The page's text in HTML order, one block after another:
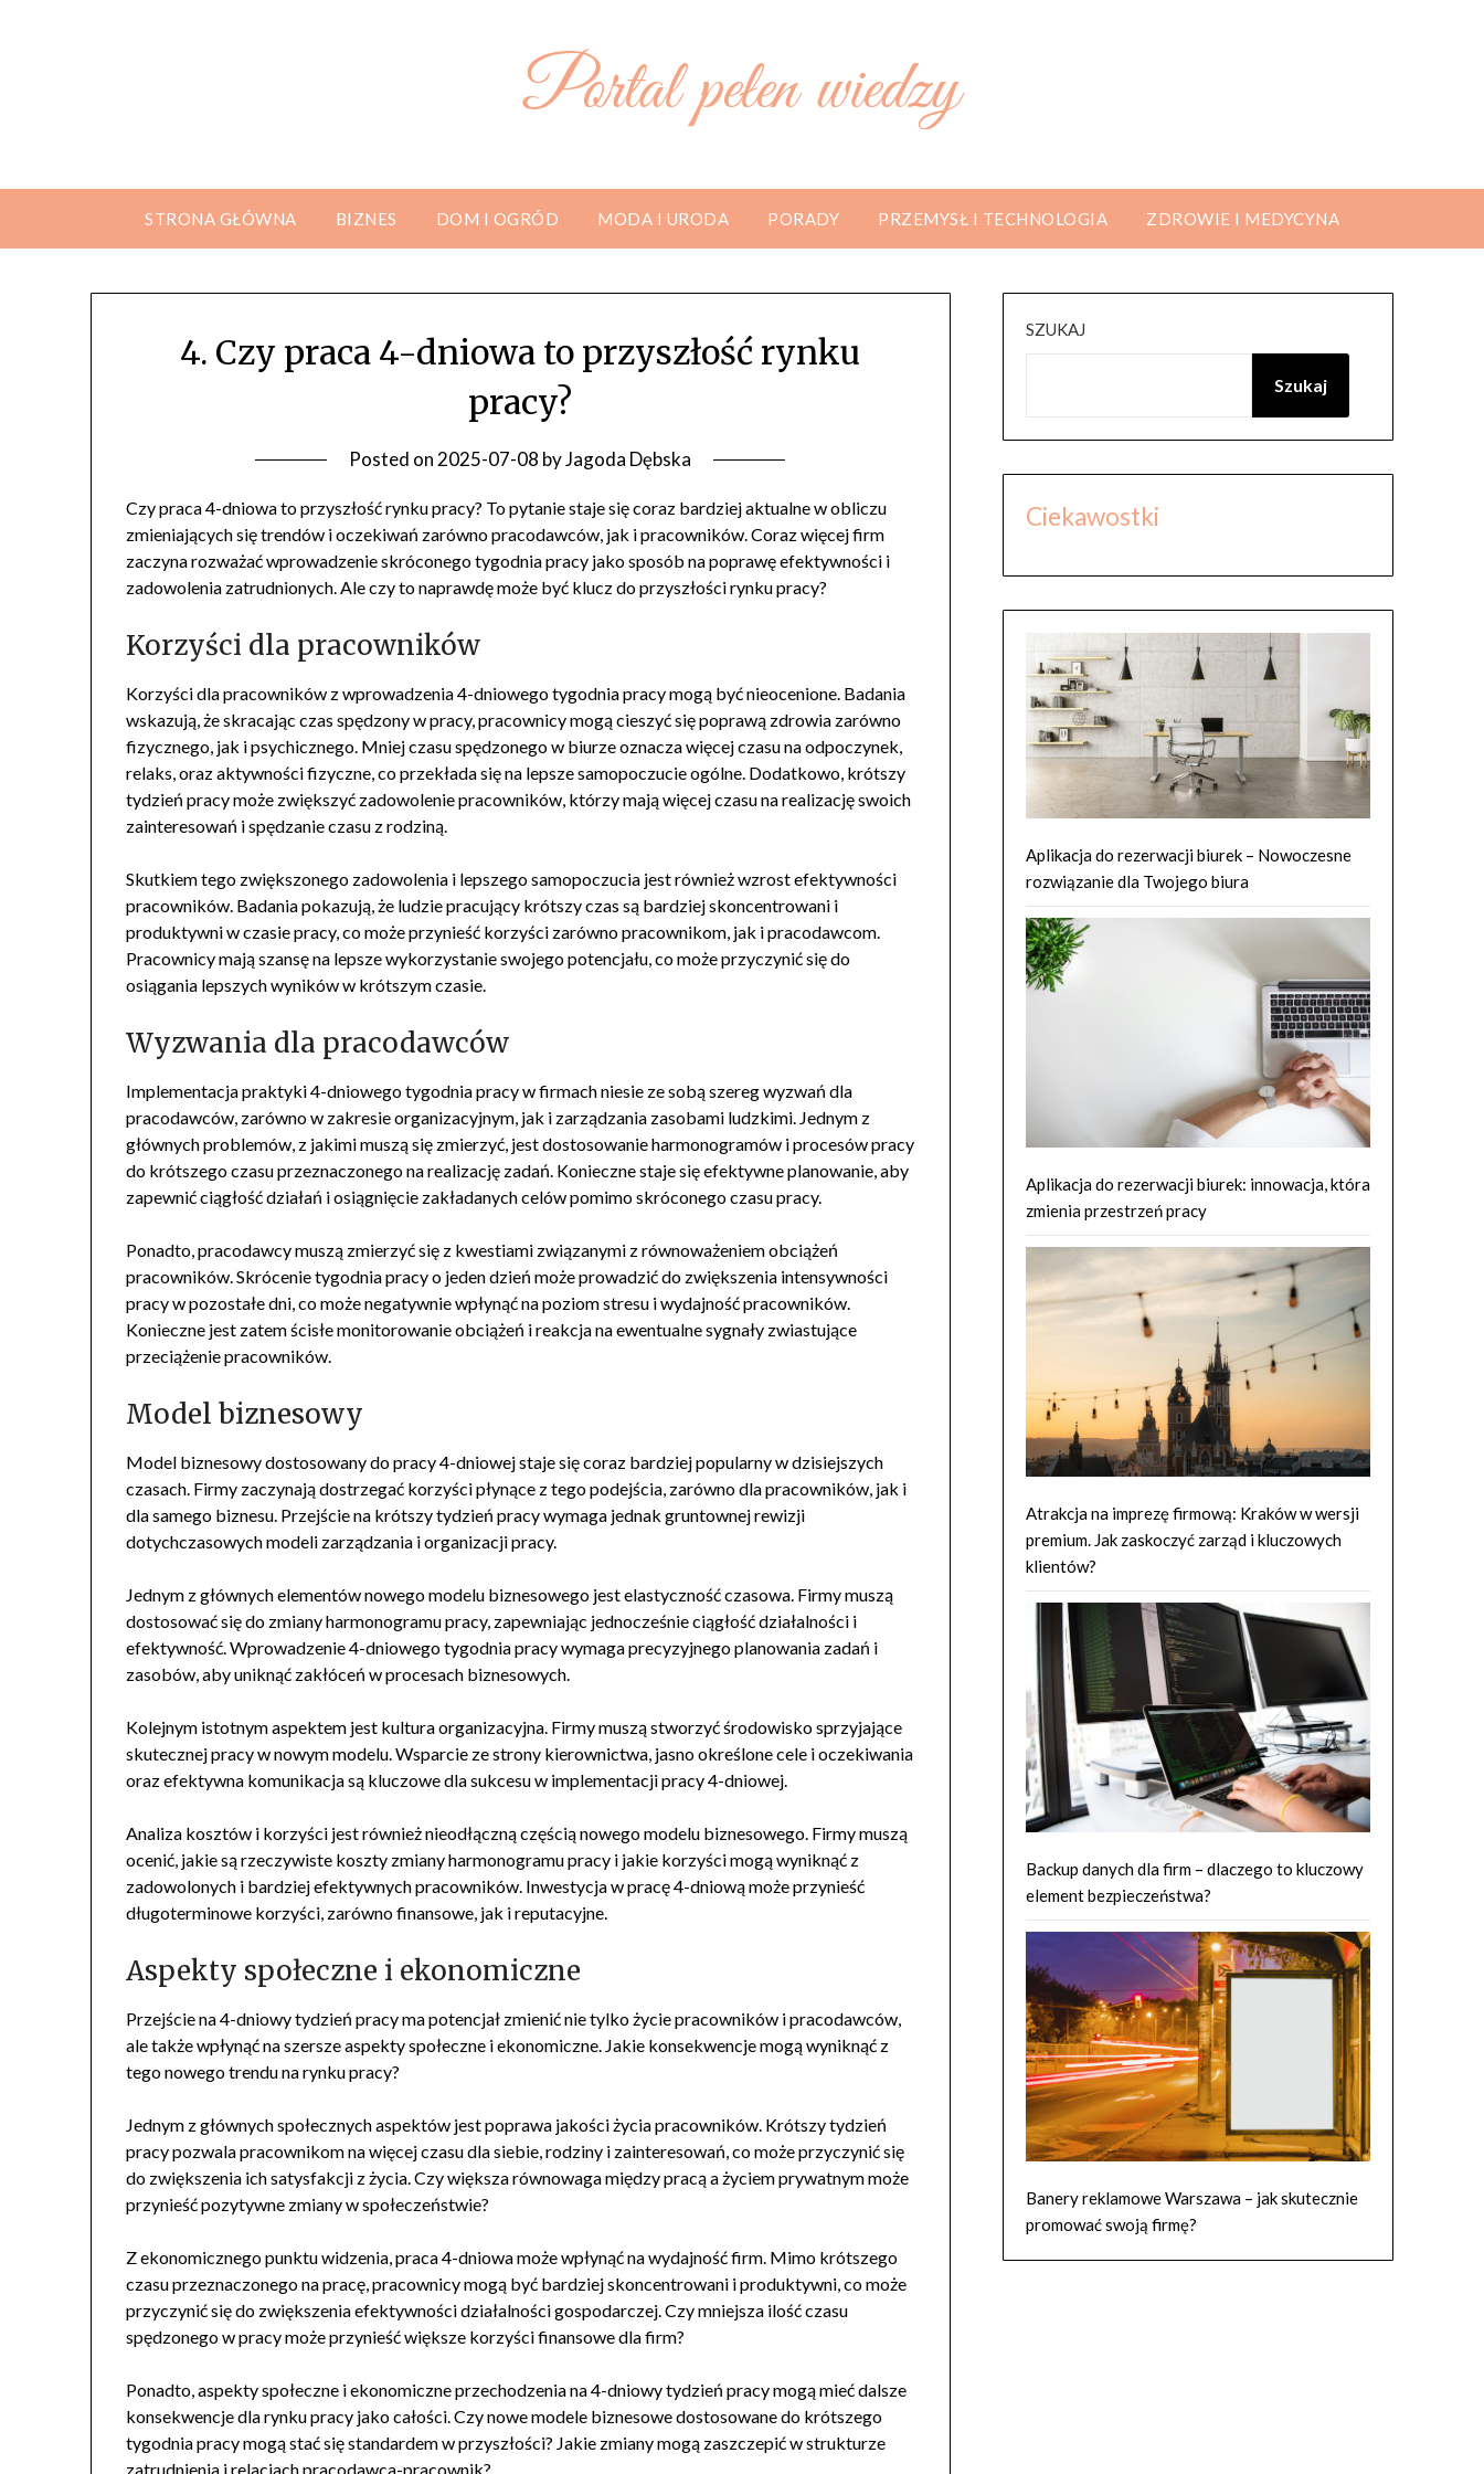
Portal pełen wiedzy
STRONA GŁÓWNA BIZNES DOM I OGRÓD MODA I URODA PORADY PRZEMYSŁ I TECHNOLOGIA ZDROWIE I MEDYCYNA
4. Czy praca 4-dniowa to przyszłość rynku
pracy?
Posted on 2025-07-08 byJagoda Dębska
Czy praca 4-dniowa to przyszłość rynku pracy? To pytanie staje się coraz bardziej aktualne w obliczu
zmieniających się trendów i oczekiwań zarówno pracodawców, jak i pracowników. Coraz więcej firm
zaczyna rozważać wprowadzenie skróconego tygodnia pracy jako sposób na poprawę efektywności i
zadowolenia zatrudnionych. Ale czy to naprawdę może być klucz do przyszłości rynku pracy?
Korzyści dla pracowników
Korzyści dla pracowników z wprowadzenia 4-dniowego tygodnia pracy mogą być nieocenione. Badania
wskazują, że skracając czas spędzony w pracy, pracownicy mogą cieszyć się poprawą zdrowia zarówno
fizycznego, jak i psychicznego. Mniej czasu spędzonego w biurze oznacza więcej czasu na odpoczynek,
relaks, oraz aktywności fizyczne, co przekłada się na lepsze samopoczucie ogólne. Dodatkowo, krótszy
tydzień pracy może zwiększyć zadowolenie pracowników, którzy mają więcej czasu na realizację swoich
zainteresowań i spędzanie czasu z rodziną.
Skutkiem tego zwiększonego zadowolenia i lepszego samopoczucia jest również wzrost efektywności
pracowników. Badania pokazują, że ludzie pracujący krótszy czas są bardziej skoncentrowani i
produktywni w czasie pracy, co może przynieść korzyści zarówno pracownikom, jak i pracodawcom.
Pracownicy mają szansę na lepsze wykorzystanie swojego potencjału, co może przyczynić się do
osiągania lepszych wyników w krótszym czasie.
Wyzwania dla pracodawców
Implementacja praktyki 4-dniowego tygodnia pracy w firmach niesie ze sobą szereg wyzwań dla
pracodawców, zarówno w zakresie organizacyjnym, jak i zarządzania zasobami ludzkimi. Jednym z
głównych problemów, z jakimi muszą się zmierzyć, jest dostosowanie harmonogramów i procesów pracy
do krótszego czasu przeznaczonego na realizację zadań. Konieczne staje się efektywne planowanie, aby
zapewnić ciągłość działań i osiągnięcie zakładanych celów pomimo skróconego czasu pracy.
Ponadto, pracodawcy muszą zmierzyć się z kwestiami związanymi z równoważeniem obciążeń
pracowników. Skrócenie tygodnia pracy o jeden dzień może prowadzić do zwiększenia intensywności
pracy w pozostałe dni, co może negatywnie wpłynąć na poziom stresu i wydajność pracowników.
Konieczne jest zatem ścisłe monitorowanie obciążeń i reakcja na ewentualne sygnały zwiastujące
przeciążenie pracowników.
Model biznesowy
Model biznesowy dostosowany do pracy 4-dniowej staje się coraz bardziej popularny w dzisiejszych
czasach. Firmy zaczynają dostrzegać korzyści płynące z tego podejścia, zarówno dla pracowników, jak i
dla samego biznesu. Przejście na krótszy tydzień pracy wymaga jednak gruntownej rewizji
dotychczasowych modeli zarządzania i organizacji pracy.
Jednym z głównych elementów nowego modelu biznesowego jest elastyczność czasowa. Firmy muszą
dostosować się do zmiany harmonogramu pracy, zapewniając jednocześnie ciągłość działalności i
efektywność. Wprowadzenie 4-dniowego tygodnia pracy wymaga precyzyjnego planowania zadań i
zasobów, aby uniknąć zakłóceń w procesach biznesowych.
Kolejnym istotnym aspektem jest kultura organizacyjna. Firmy muszą stworzyć środowisko sprzyjające
skutecznej pracy w nowym modelu. Wsparcie ze strony kierownictwa, jasno określone cele i oczekiwania
oraz efektywna komunikacja są kluczowe dla sukcesu w implementacji pracy 4-dniowej.
Analiza kosztów i korzyści jest również nieodłączną częścią nowego modelu biznesowego. Firmy muszą
ocenić, jakie są rzeczywiste koszty zmiany harmonogramu pracy i jakie korzyści mogą wyniknąć z
zadowolonych i bardziej efektywnych pracowników. Inwestycja w pracę 4-dniową może przynieść
długoterminowe korzyści, zarówno finansowe, jak i reputacyjne.
Aspekty społeczne i ekonomiczne
Przejście na 4-dniowy tydzień pracy ma potencjał zmienić nie tylko życie pracowników i pracodawców,
ale także wpłynąć na szersze aspekty społeczne i ekonomiczne. Jakie konsekwencje mogą wyniknąć z
tego nowego trendu na rynku pracy?
Jednym z głównych społecznych aspektów jest poprawa jakości życia pracowników. Krótszy tydzień
pracy pozwala pracownikom na więcej czasu dla siebie, rodziny i zainteresowań, co może przyczynić się
do zwiększenia ich satysfakcji z życia. Czy większa równowaga między pracą a życiem prywatnym może
przynieść pozytywne zmiany w społeczeństwie?
Z ekonomicznego punktu widzenia, praca 4-dniowa może wpłynąć na wydajność firm. Mimo krótszego
czasu przeznaczonego na pracę, pracownicy mogą być bardziej skoncentrowani i produktywni, co może
przyczynić się do zwiększenia efektywności działalności gospodarczej. Czy mniejsza ilość czasu
spędzonego w pracy może przynieść większe korzyści finansowe dla firm?
Ponadto, aspekty społeczne i ekonomiczne przechodzenia na 4-dniowy tydzień pracy mogą mieć dalsze
konsekwencje dla rynku pracy jako całości. Czy nowe modele biznesowe dostosowane do krótszego
tygodnia pracy mogą stać się standardem w przyszłości? Jakie zmiany mogą zaszczepić w strukturze
zatrudnienia i relacjach pracodawca-pracownik?
SZUKAJ
Szukaj
Ciekawostki
Aplikacja do rezerwacji biurek – Nowoczesne
rozwiązanie dla Twojego biura
Aplikacja do rezerwacji biurek: innowacja, która
zmienia przestrzeń pracy
Atrakcja na imprezę firmową: Kraków w wersji
premium. Jak zaskoczyć zarząd i kluczowych
klientów?
Backup danych dla firm – dlaczego to kluczowy
element bezpieczeństwa?
Banery reklamowe Warszawa – jak skutecznie
promować swoją firmę?